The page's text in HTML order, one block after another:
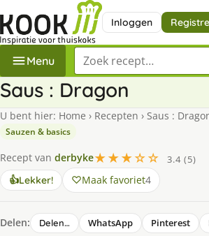
Inloggen
Menu Zoek een recept
Saus : Dragon
U bent hier: Home › Recepten › Saus :
Sauzen & basics
Recept van derbyke★★★☆☆
3.4 (5)
👍Lekker! Maak favoriet4
Delen: Delen… WhatsApp Pinterest